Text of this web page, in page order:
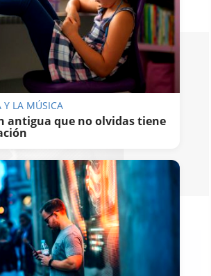
MIGUEL
SOLER GALLO
LA MÚSICA
antigua que no olvidas tiene